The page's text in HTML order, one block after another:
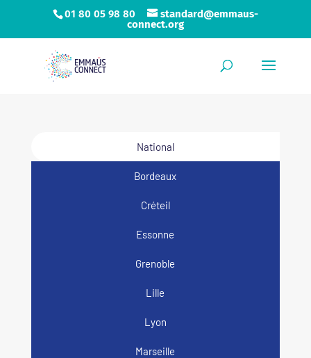
01 80 05 98 80
standard@emmaus-
connect.org
National
Bordeaux
Créteil
Essonne
Grenoble
Lille
Lyon
Marseille